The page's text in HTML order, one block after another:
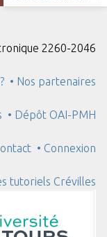
2260-2046
• Nos partenaires
• Dépôt OAI-PMH
• Connexion
tutoriels Crévilles